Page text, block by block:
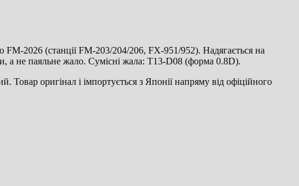
2026 (станції FM-203/204/206, FX-951/952). Надягається на
а не паяльне жало. Сумісні жала: T13-D08 (форма 0.8D).
оригінал і імпортується з Японії напряму від офіційного